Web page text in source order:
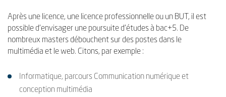
Après une licence, une licence professionnelle ou un BUT, il est
possible d’envisager une poursuite d’études à bac+5. De
nombreux masters débouchent sur des postes dans le
multimédia et le web. Citons, par exemple :
Informatique, parcours Communication numérique et
conception multimédia